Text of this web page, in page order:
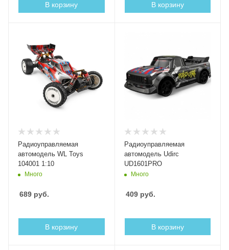
В корзину В корзину
Радиоуправляемая
автомодель WL Toys
104001 1:10
Много
689 руб.
В корзину
Радиоуправляемая
автомодель Udirc
UD1601PRO
Много
409руб.
В корзину